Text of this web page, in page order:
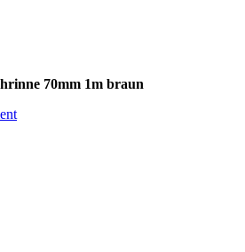
70mm 1m braun